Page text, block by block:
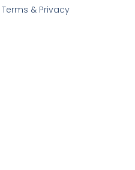
Terms & Privacy